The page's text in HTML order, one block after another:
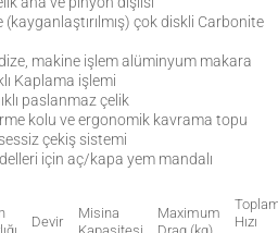
(kayganlaştırılmış) çok diskli Carbonite
makine işlem alüminyum makara
Kaplama işlemi
paslanmaz çelik
kolu ve ergonomik kavrama topu
çekiş sistemi
için aç/kapa yem mandalı
Devir
Misina
Maximum
Hızı